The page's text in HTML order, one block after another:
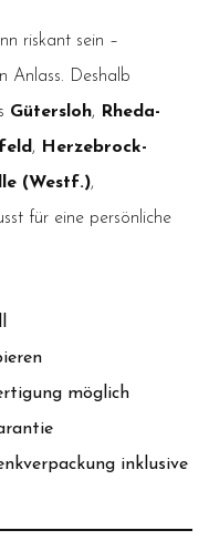
riskant sein –
Anlass. Deshalb
Gütersloh,
Rheda-
,
Herzebrock-
(Westf.),
für eine persönliche
möglich
inklusive